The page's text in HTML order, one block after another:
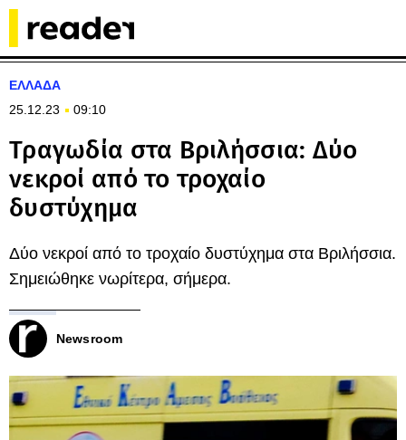
ΕΛΛΑΔΑ
25.12.23
09:10
Τραγωδία στα Βριλήσσια: Δύο
νεκροί από το τροχαίο
δυστύχημα
Δύο νεκροί από το τροχαίο δυστύχημα στα Βριλήσσια.
Σημειώθηκε νωρίτερα, σήμερα.
Newsroom